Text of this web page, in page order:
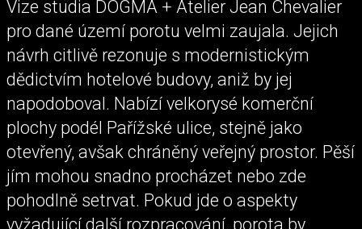
Vize studia DOGMA + Atelier Jean Chevalier
pro dané území porotu velmi zaujala. Jejich
návrh citlivě rezonuje s modernistickým
dědictvím hotelové budovy, aniž by jej
napodoboval. Nabízí velkorysé komerční
plochy podél Pařížské ulice, stejně jako
otevřený, avšak chráněný veřejný prostor. Pěší
jím mohou snadno procházet nebo zde
pohodlně setrvat. Pokud jde o aspekty
vyžadující další rozpracování, porota by